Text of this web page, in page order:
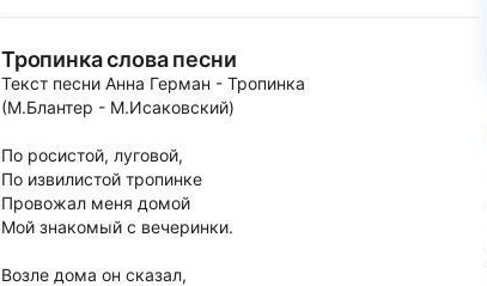
Тропинка слова песни
Текст песни Анна Герман - Тропинка
(М.Блантер - М.Исаковский)
По росистой, луговой,
По извилистой тропинке
Провожал меня домой
Мой знакомый с вечеринки.
Возле дома он сказал,